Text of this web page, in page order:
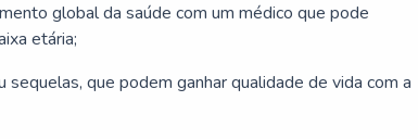
global da saúde com um médico que pode
etária;
que podem ganhar qualidade de vida com a